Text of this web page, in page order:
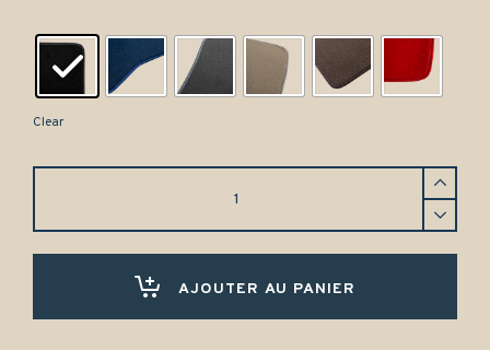
Clear
AJOUTER AU PANIER